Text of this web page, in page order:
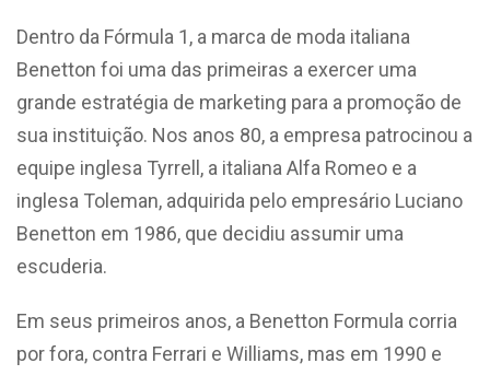
Dentro da Fórmula 1, a marca de moda italiana
Benetton foi uma das primeiras a exercer uma
grande estratégia de marketing para a promoção de
sua instituição. Nos anos 80, a empresa patrocinou a
equipe inglesa Tyrrell, a italiana Alfa Romeo e a
inglesa Toleman, adquirida pelo empresário Luciano
Benetton em 1986, que decidiu assumir uma
escuderia.
Em seus primeiros anos, a Benetton Formula corria
por fora, contra Ferrari e Williams, mas em 1990 e